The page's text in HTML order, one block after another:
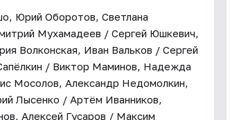
Юрий Оборотов, Светлана
Мухамадеев / Сергей Юшкевич,
Волконская, Иван Вальков / Сергей
/ Виктор Маминов, Надежда
Мосолов, Александр Недомолкин,
Лысенко / Артём Иванников,
Алексей Гусаров / Максим